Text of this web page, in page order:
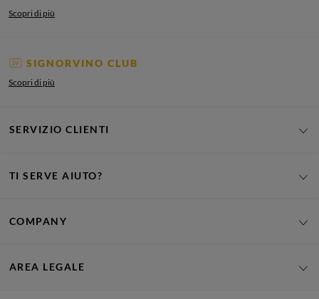
Scopri di più
SIGNORVINO CLUB
Scopri di più
SERVIZIO CLIENTI
TI SERVE AIUTO?
COMPANY
AREA LEGALE